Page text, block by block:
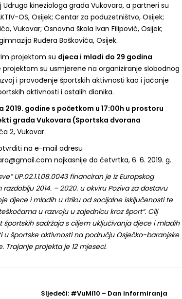
kineziologa grada Vukovara, a partneri su
OS, Osijek; Centar za poduzetništvo, Osijek;
Vukovar; Osnovna škola Ivan Filipović, Osijek;
Ruđera Boškovića, Osijek.
projektom su djeca i mladi do 29 godina
su usmjerene na organiziranje slobodnog
i provođenje športskih aktivnosti kao i jačanje
aktivnosti i ostalih dionika.
2019. godine s početkom u 17:00h u prostoru
grada Vukovara (Sportska dvorana
2, Vukovar.
na e-mail adresu
najkasnije do četvrtka, 6. 6. 2019. g.
UP.02.1.1.08.0043 financiran je iz Europskog
2014. – 2020. u okviru Poziva za dostavu
djece i mladih u riziku od socijalne isključenosti te
u razvoju u zajednicu kroz šport“. Cilj
sadržaja s ciljem uključivanja djece i mladih
u športske aktivnosti na području Osječko-baranjske
Trajanje projekta je 12 mjeseci.
Sljedeći: Sljedeći
#VuMi10 – Dan informiranja